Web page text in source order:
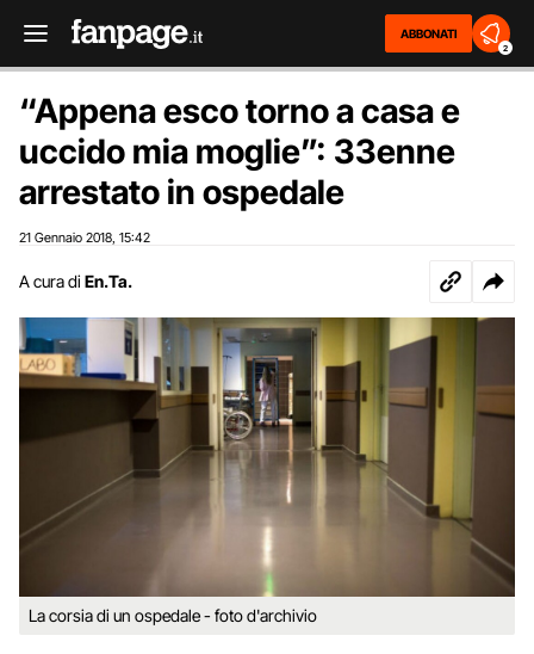
ABBONATI
2
“Appena esco torno a casa e
uccido mia moglie”: 33enne
arrestato in ospedale
21 Gennaio 2018 15:42
A cura di En.Ta.
La corsia di un ospedale - foto d'archivio